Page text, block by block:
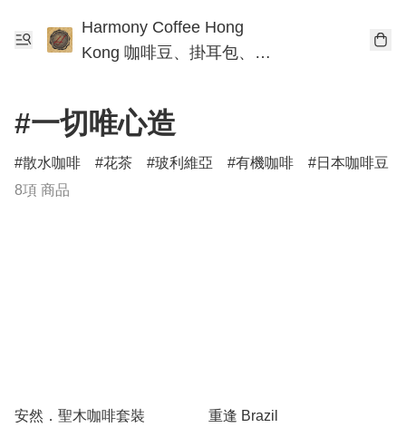
Harmony Coffee Hong
Kong 咖啡豆、掛耳包、手
#一切唯心造
散水咖啡 花茶 玻利維亞 有機咖啡
日本咖啡豆
8項 商品
安然．聖木咖啡套裝 重逢 Brazil